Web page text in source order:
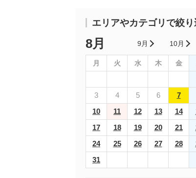
エリアやカテゴリで絞
8月 9月 10月
月 火 水 木 金
3
4 5 6 7
10
11 12 13 14
17
18 19 20 21
24
25 26 27 28
31